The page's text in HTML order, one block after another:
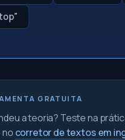
GRATUITA
a teoria? Teste na
corretor de textos em